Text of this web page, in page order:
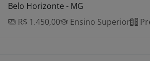
Belo Horizonte - MG
R$ 1.450,00
Ensino Superior